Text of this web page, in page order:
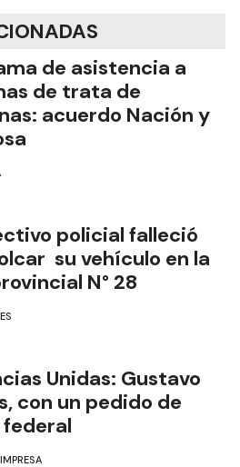
de asistencia a
de trata de
acuerdo Nación y
policial falleció
su vehículo en la
N° 28
Unidas: Gustavo
con un pedido de